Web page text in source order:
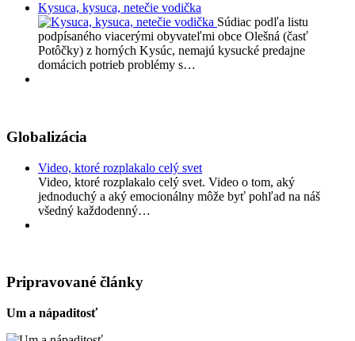
Kysuca, kysuca, netečie vodička
Súdiac podľa listu
podpísaného viacerými obyvateľmi obce Olešná (časť
Potôčky) z horných Kysúc, nemajú kysucké predajne
domácich potrieb problémy s…
Globalizácia
Video, ktoré rozplakalo celý svet
Video, ktoré rozplakalo celý svet. Video o tom, aký
jednoduchý a aký emocionálny môže byť pohľad na náš
všedný každodenný…
Pripravované články
Um a nápaditosť